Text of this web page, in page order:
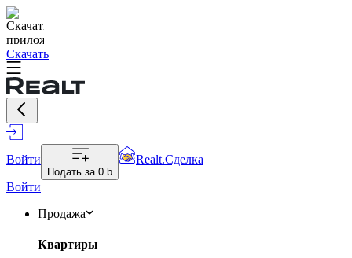
Скачать
Войти
Подать за 0 ƃ
Realt.Сделка
Войти
Продажа
Квартиры